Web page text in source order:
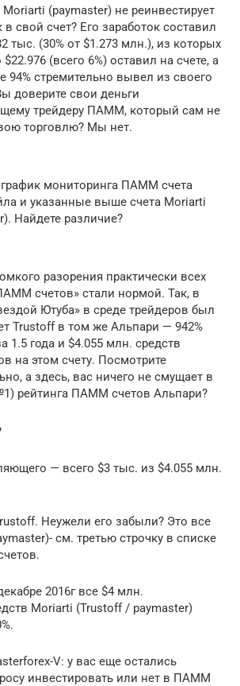
(paymaster) не реинвестирует
в свой счет? Его заработок составил
тыс. (30% от $1.273 млн.), из которых
(всего 6%) оставил на счете, а
94% стремительно вывел из своего
доверите свои деньги
трейдеру ПАММ, который сам не
торговлю? Мы нет.
мониторинга ПАММ счета
и указанные выше счета Moriarti
Найдете различие?
разорения практически всех
счетов» стали нормой. Так, в
Ютуба» в среде трейдеров был
Trustoff в том же Альпари — 942%
1.5 года и $4.055 млн. средств
на этом счету. Посмотрите
а здесь, вас ничего не смущает в
рейтинга ПАММ счетов Альпари?
— всего $3 тыс. из $4.055 млн.
Неужели его забыли? Это все
см. третью строчку в списке
2016г все $4 млн.
Moriarti (Trustoff / paymaster)
V: у вас еще остались
инвестировать или нет в ПАММ